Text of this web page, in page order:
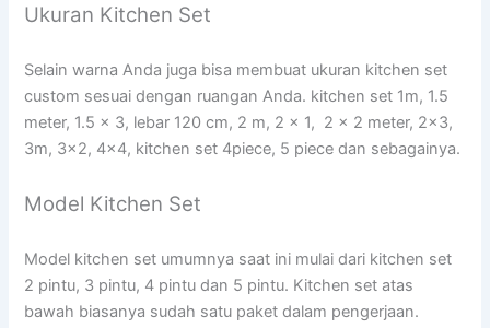
Ukuran Kitchen Set
Selain warna Anda juga bisa membuat ukuran kitchen set
custom sesuai dengan ruangan Anda. kitchen set 1m, 1.5
meter, 1.5 x 3, lebar 120 cm, 2 m, 2 x 1, 2 x 2 meter, 2×3,
3m, 3×2, 4×4, kitchen set 4piece, 5 piece dan sebagainya.
Model Kitchen Set
Model kitchen set umumnya saat ini mulai dari kitchen set
2 pintu, 3 pintu, 4 pintu dan 5 pintu. Kitchen set atas
bawah biasanya sudah satu paket dalam pengerjaan.